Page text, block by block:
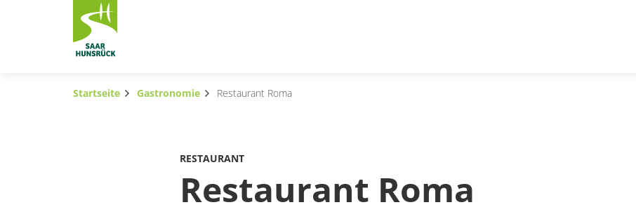
Zum Hauptinhalt springen
Startseite Gastronomie Restaurant Roma
RESTAURANT
Restaurant Roma